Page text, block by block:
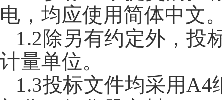
电，均应使用简体中文
1.2除另有约定外，投
计量单位。
1.3投标文件均采用